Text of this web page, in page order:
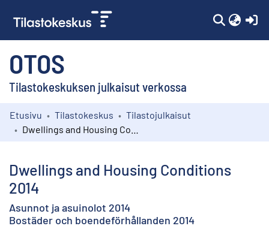
OTOS
Tilastokeskuksen julkaisut verkossa
Kokoelmat
Etusivu Tilastokeskus
Tilastojulkaisut
Dwellings and Housing Conditions
2014
Asunnot ja asuinolot 2014
Bostäder och boendeförhållanden 2014